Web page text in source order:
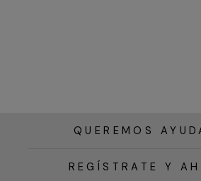
QUEREMOS
REGÍSTRATE Y